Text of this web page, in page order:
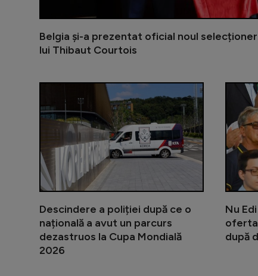
Belgia și-a prezentat oficial noul
lui Thibaut Courtois
Descindere a poliției după ce o
națională a avut un parcurs
dezastruos la Cupa Mondială
2026
Nu
după